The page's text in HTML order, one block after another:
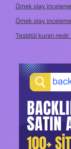
Örnek olay
Örnek olay
Tesbitül kuran nedir